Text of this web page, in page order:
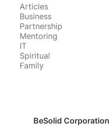
BeSolid
Articles
Business
Partnership
Mentoring
IT
Spiritual
Family